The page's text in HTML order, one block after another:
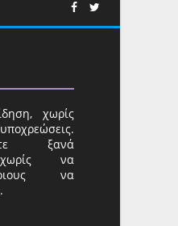
χωρίς
ξανά
χωρίς να
να